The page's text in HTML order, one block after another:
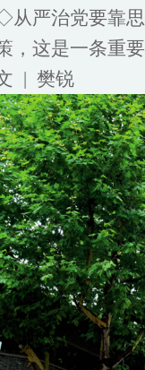
从严治党要靠
，这是一条重
| 樊锐